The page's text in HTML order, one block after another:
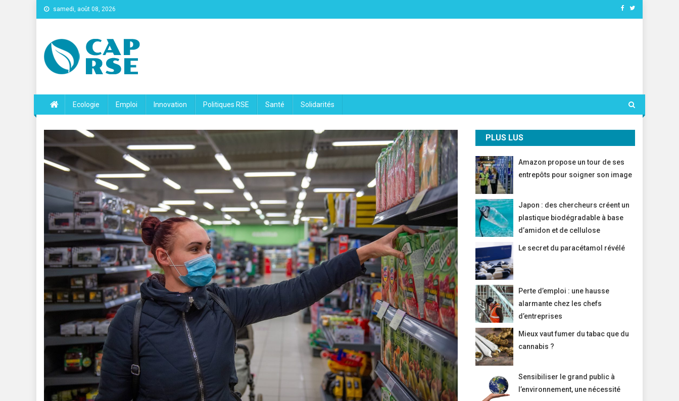
samedi, août 08, 2026
Ecologie Emploi Innovation Politiques RSE Santé Solidarités
PLUS LUS
Amazon propose un tour de ses
entrepôts pour soigner son image
Japon : des chercheurs créent un
plastique biodégradable à base
d’amidon et de cellulose
Le secret du paracétamol révélé
Perte d’emploi : une hausse
alarmante chez les chefs
d’entreprises
Mieux vaut fumer du tabac que du
cannabis ?
Sensibiliser le grand public à
l’environnement, une nécessité